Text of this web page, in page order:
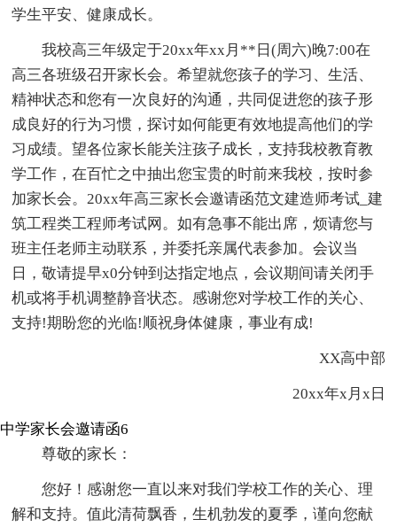
学生平安、健康成长。
我校高三年级定于20xx年xx月**日(周六)晚7:00在
高三各班级召开家长会。希望就您孩子的学习、生活、
精神状态和您有一次良好的沟通，共同促进您的孩子形
成良好的行为习惯，探讨如何能更有效地提高他们的学
习成绩。望各位家长能关注孩子成长，支持我校教育教
学工作，在百忙之中抽出您宝贵的时前来我校，按时参
加家长会。20xx年高三家长会邀请函范文建造师考试_建
筑工程类工程师考试网。如有急事不能出席，烦请您与
班主任老师主动联系，并委托亲属代表参加。会议当
日，敬请提早x0分钟到达指定地点，会议期间请关闭手
机或将手机调整静音状态。感谢您对学校工作的关心、
支持!期盼您的光临!顺祝身体健康，事业有成!
XX高中部
20xx年x月x日
中学家长会邀请函6
尊敬的家长：
您好！感谢您一直以来对我们学校工作的关心、理
解和支持。值此清荷飘香，生机勃发的夏季，谨向您献